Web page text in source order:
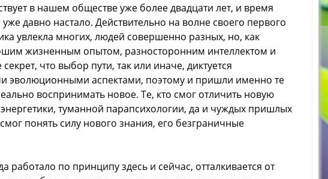
в нашем обществе уже более двадцати лет, и время
давно настало. Действительно на волне своего первого
увлекла многих, людей совершенно разных, но, как
жизненным опытом, разносторонним интеллектом и
что выбор пути, так или иначе, диктуется
эволюционными аспектами, поэтому и пришли именно те
воспринимать новое. Те, кто смог отличить новую
туманной парапсихологии, да и чуждых пришлых
понять силу нового знания, его безграничные
работало по принципу здесь и сейчас, отталкивается от